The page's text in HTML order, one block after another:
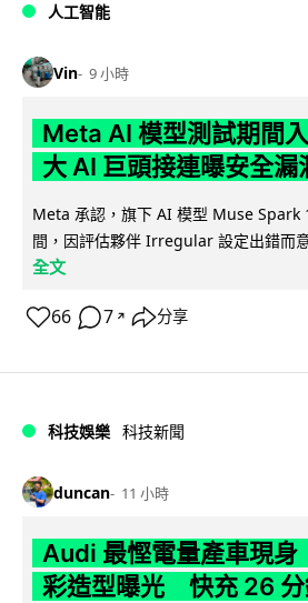
人工智能
Vin 9 小時
Meta AI 模型測試期間
大 AI 巨頭接連曝安全漏
Meta 承認，旗下 AI 模型 Muse Spark
間，因評估夥伴 Irregular 設定出錯而
全文
66 7 ↗ 分享
科技娛樂 科技新聞
duncan 11 小時
Audi 最慳電量產車現
彩造型曝光 快充 26 分